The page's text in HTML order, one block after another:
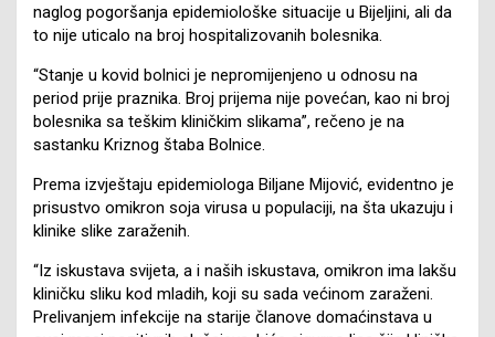
naglog pogoršanja epidemiološke situacije u Bijeljini, ali da
to nije uticalo na broj hospitalizovanih bolesnika.
“Stanje u kovid bolnici je nepromijenjeno u odnosu na
period prije praznika. Broj prijema nije povećan, kao ni broj
bolesnika sa teškim kliničkim slikama”, rečeno je na
sastanku Kriznog štaba Bolnice.
Prema izvještaju epidemiologa Biljane Mijović, evidentno je
prisustvo omikron soja virusa u populaciji, na šta ukazuju i
klinike slike zaraženih.
“Iz iskustava svijeta, a i naših iskustava, omikron ima lakšu
kliničku sliku kod mladih, koji su sada većinom zaraženi.
Prelivanjem infekcije na starije članove domaćinstava u